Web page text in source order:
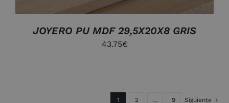
JOYERO PU MDF 29,5X20X8 GRIS
43.75€
1 2 … 9 Siguiente